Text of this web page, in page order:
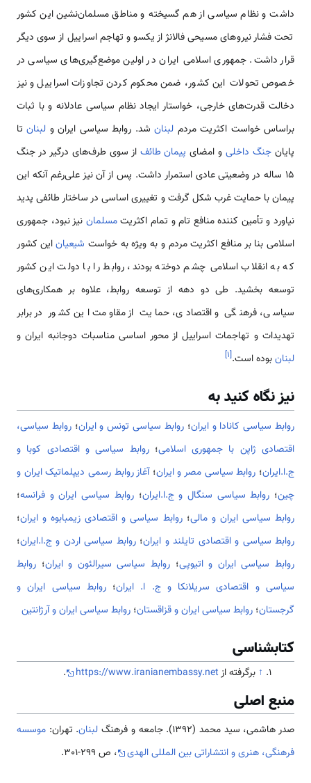
داشت و نظام سیاسی از هم گسیخته و مناطق مسلمان‌نشین این کشور
تحت فشار نیروهای مسیحی فالانژ از یکسو و تهاجم اسراییل از سوی دیگر
قرار داشت. جمهوری اسلامی‌ ایران در اولین موضع‌گیری‌های سیاسی در
خصوص تحولات این کشور، ضمن محکوم کردن تجاوزات اسراییل و نیز
دخالت قدرت‌های خارجی، خواستار ایجاد نظام سیاسی عادلانه و با ثبات
براساس خواست اکثریت مردم لبنانشد. روابط سیاسی ایران و لبنانتا
پایان جنگ داخلیو امضای پیمان طائف از سوی طرف‌های درگیر در جنگ
15 ساله در وضعیتی عادی استمرار داشت. پس از آن نیز علی‌رغم آنکه این
پیمان با حمایت غرب شکل گرفت و تغییری اساسی در ساختار طائفی پدید
نیاورد و تأمین کننده منافع تام و تمام اکثریتمسلمان نیز نبود، جمهوری
اسلامی‌ بنا بر منافع اکثریت مردم و به ویژه به خواست شیعیاناین کشور
که به انقلاب اسلامی‌ چشم دوخته بودند، روابط را با دولت این کشور
توسعه بخشید. طی دو دهه از توسعه روابط، علاوه بر همکاری‌های
سیاسی، فرهنگی و اقتصادی، حمایت از مقاومت این کشور در برابر
تهدیدات و تهاجمات اسراییل از محور اساسی مناسبات دوجانبه ایران و
لبنانبوده است.[۱]
نیز نگاه کنید به
روابط سیاسی کانادا و ایران؛روابط سیاسی تونس و ایران؛روابط سیاسی،
اقتصادی ژاپن با جمهوری اسلامی؛روابط سیاسی و اقتصادی کوبا و
ج.ا.ایران؛ روابط سیاسی مصر و ایران؛آغاز روابط رسمی دیپلماتیک ایران و
چین؛ روابط سیاسی سنگال و ج.ا.ایران؛روابط سیاسی ایران و فرانسه؛
روابط سیاسی ایران و مالی؛روابط سیاسی و اقتصادی زیمبابوه و ایران؛
روابط سیاسی و اقتصادی تایلند و ایران؛روابط سیاسی اردن و ج.ا.ایران؛
روابط سیاسی ایران و اتیوپی؛ روابط سیاسی سیرالئون و ایران؛ روابط
سیاسی و اقتصادی سریلانکا و ج. ا. ایران؛روابط سیاسی ایران و
گرجستان؛ روابط سیاسی ایران و قزاقستان؛ روابط سیاسی ایران و آرژانتین
کتابشناسی
↑ برگرفته ازhttps://www.iranianembassy.net
.
منبع اصلی
صدر هاشمی، سید محمد (1392). جامعه و فرهنگ لبنان. تهران: موسسه
فرهنگی، هنری و انتشاراتی بین المللی الهدی
، ص 299-301.